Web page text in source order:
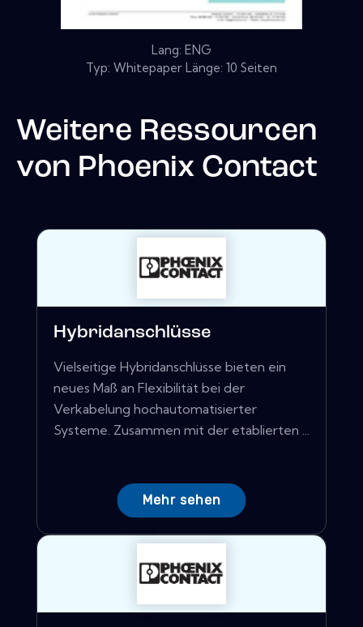
Lang: ENG
Typ: Whitepaper Länge: 10 Seiten
Weitere Ressourcen
von Phoenix Contact
Hybridanschlüsse
Vielseitige Hybridanschlüsse bieten ein
neues Maß an Flexibilität bei der
Verkabelung hochautomatisierter
Systeme. Zusammen mit der etablierten ...
Mehr sehen